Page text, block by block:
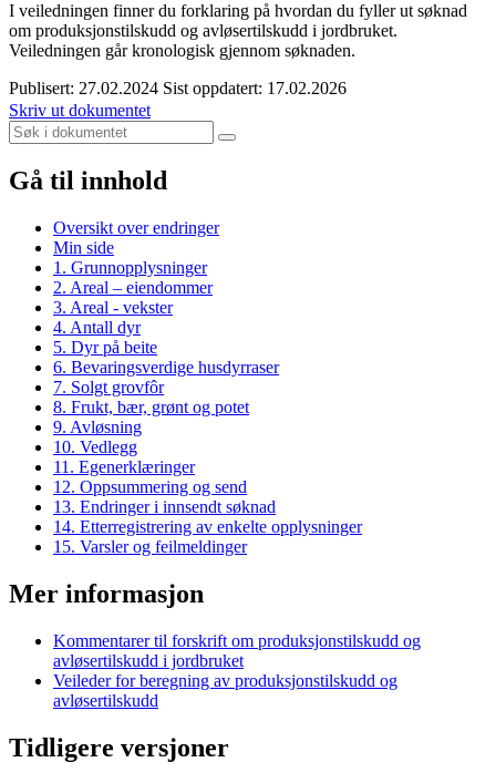
I veiledningen finner du forklaring på hvordan du fyller ut søknad
om produksjonstilskudd og avløsertilskudd i jordbruket.
Veiledningen går kronologisk gjennom søknaden.
Publisert: 27.02.2024 Sist oppdatert: 17.02.2026
Skriv ut dokumentet
Gå til innhold
Oversikt over endringer
Min side
1. Grunnopplysninger
2. Areal – eiendommer
3. Areal - vekster
4. Antall dyr
5. Dyr på beite
6. Bevaringsverdige husdyrraser
7. Solgt grovfôr
8. Frukt, bær, grønt og potet
9. Avløsning
10. Vedlegg
11. Egenerklæringer
12. Oppsummering og send
13. Endringer i innsendt søknad
14. Etterregistrering av enkelte opplysninger
15. Varsler og feilmeldinger
Mer informasjon
Kommentarer til forskrift om produksjonstilskudd og
avløsertilskudd i jordbruket
Veileder for beregning av produksjonstilskudd og
avløsertilskudd
Tidligere versjoner